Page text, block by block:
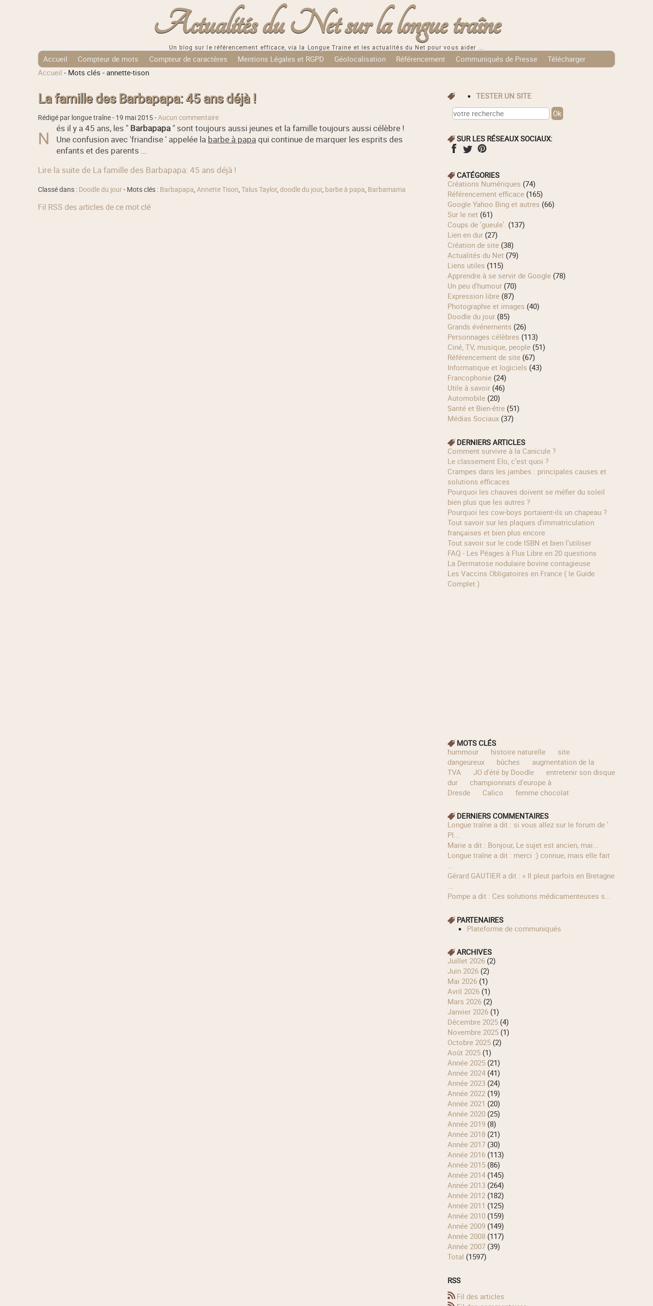
Actualités du Net sur la longue traîne
Un blog sur le référencement efficace, via la Longue Traine et les actualités du Net pour vous aider ...
Accueil Compteur de mots Compteur de caractères Mentions Légales et RGPD Géolocalisation Référencement Communiqués de Presse
Télécharger
Tags Cloud
Accueil - Mots clés - annette-tison
La famille des Barbapapa: 45 ans déjà !
Rédigé par longue traîne - 19 mai 2015-Aucun commentaire
N és il y a 45 ans, les " Barbapapa" sont toujours aussi jeunes et la famille toujours aussi célèbre !
Une confusion avec 'friandise ' appelée la barbe à papaqui continue de marquer les esprits des
enfants et des parents ...
Lire la suite de La famille des Barbapapa: 45 ans déjà !
Classé dans : Doodle du jour- Mots clés : Barbapapa, Annette Tison, Talus Taylor, doodle du jour, barbe à papa, Barbamama
Fil RSS des articles de ce mot clé
TESTER UN SITE
SUR LES RÉSEAUX SOCIAUX:
CATÉGORIES
Créations Numériques (74)
Référencement efficace(165)
Google Yahoo Bing et autres (66)
Sur le net(61)
Coups de 'gueule'. (137)
Lien en dur(27)
Création de site(38)
Actualités du Net(79)
Liens utiles (115)
Apprendre à se servir de Google(78)
Un peu d'humour(70)
Expression libre(87)
Photographie et images (40)
Doodle du jour(85)
Grands événements (26)
Personnages célèbres (113)
Ciné, TV, musique, people(51)
Référencement de site(67)
Informatique et logiciels (43)
Francophonie(24)
Utile à savoir(46)
Automobile(20)
Santé et Bien-être(51)
Médias Sociaux(37)
DERNIERS ARTICLES
Comment survivre à la Canicule ?
Le classement Elo, c’est quoi ?
Crampes dans les jambes : principales causes et
solutions efficaces
Pourquoi les chauves doivent se méfier du soleil
bien plus que les autres ?
Pourquoi les cow‑boys portaient‑ils un chapeau ?
Tout savoir sur les plaques d'immatriculation
françaises et bien plus encore
Tout savoir sur le code ISBN et bien l'utiliser
FAQ - Les Péages à Flux Libre en 20 questions
La Dermatose nodulaire bovine contagieuse
Les Vaccins Obligatoires en France ( le Guide
Complet )
MOTS CLÉS
hummour
histoire naturelle
site
dangeureux
bûches
augmentation de la
TVA
JO d'été by Doodle
entretenir son disque
dur
championnats d'europe à
Dresde
Calico femme chocolat
DERNIERS COMMENTAIRES
longue traîne a dit : si vous allez sur le forum de '
Pl...
Marie a dit : Bonjour, Le sujet est ancien, mai...
longue traîne a dit : merci :) connue, mais elle fait
...
Gérard GAUTIER a dit : « Il pleut parfois en Bretagne
...
Pompe a dit : Ces solutions médicamenteuses s...
PARTENAIRES
Plateforme de communiqués
ARCHIVES
juillet 2026(2)
juin 2026(2)
mai 2026(1)
avril 2026(1)
mars 2026(2)
janvier 2026(1)
décembre 2025(4)
novembre 2025(1)
octobre 2025(2)
août 2025(1)
année 2025(21)
année 2024(41)
année 2023(24)
année 2022(19)
année 2021 (20)
année 2020(25)
année 2019(8)
année 2018(21)
année 2017(30)
année 2016(113)
année 2015(86)
année 2014(145)
année 2013(264)
année 2012(182)
année 2011 (125)
année 2010(159)
année 2009(149)
année 2008(117)
année 2007(39)
total (1597)
RSS
Fil des articles